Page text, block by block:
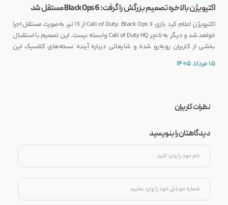
اکتیویژن بالاخره تصمیم بزرگش را گرفت؛ Black Ops 6 مستقل شد
اکتیویژن اعلام کرد بازی Call of Duty: Black Ops 6 از ۱۶ تیر به‌صورت مستقل اجرا
خواهد شد و دیگر به لانچر Call of Duty HQ وابسته نیست. این تصمیم با استقبال
بخشی از کاربران روبه‌رو شده و شایعاتی درباره آینده نسخه‌های کلاسیک این
15 مرداد 1405
نظرات کاربران
دیدگاهتان را بنویسید